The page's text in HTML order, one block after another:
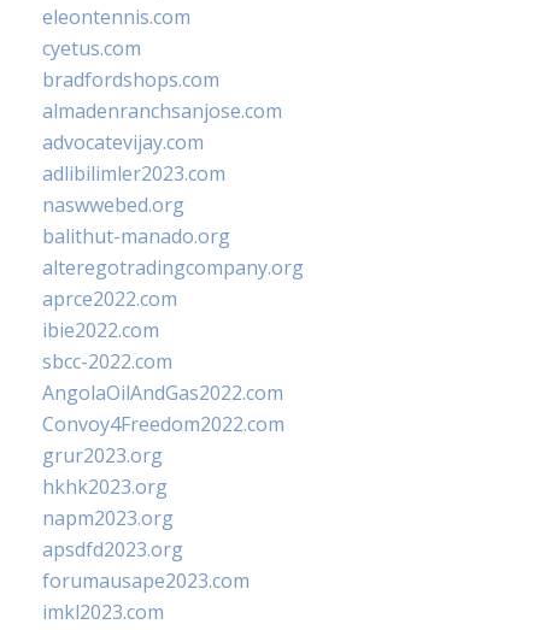
eleontennis.com
cyetus.com
bradfordshops.com
almadenranchsanjose.com
advocatevijay.com
adlibilimler2023.com
naswwebed.org
balithut-manado.org
alteregotradingcompany.org
aprce2022.com
ibie2022.com
sbcc-2022.com
AngolaOilAndGas2022.com
Convoy4Freedom2022.com
grur2023.org
hkhk2023.org
napm2023.org
apsdfd2023.org
forumausape2023.com
imkl2023.com